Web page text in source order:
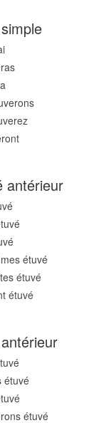
erons
erez
antérieur
é
é
é
étuvé
étuvé
étuvé
é
étuvé
é
étuvé